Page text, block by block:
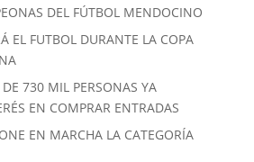
DEL FÚTBOL MENDOCINO
EL FUTBOL DURANTE LA COPA
730 MIL PERSONAS YA
EN COMPRAR ENTRADAS
EN MARCHA LA CATEGORÍA